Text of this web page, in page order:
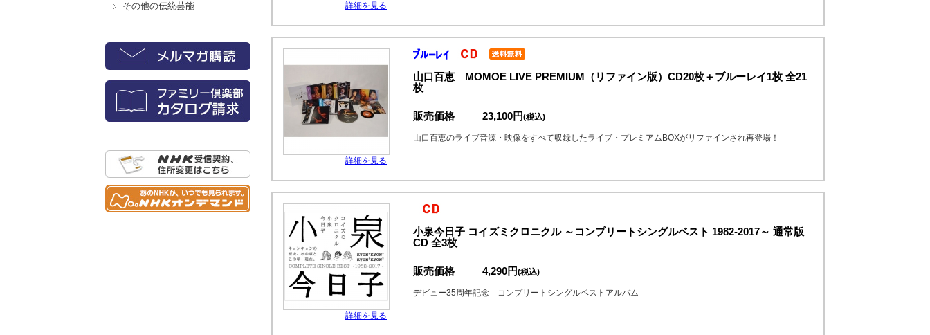
その他の伝統芸能 詳細を見る
詳細を見る
山口百恵 MOMOE LIVE PREMIUM（リファイン版）CD20枚＋ブルーレイ1枚 全21
枚
販売価格 23,100円(税込)
山口百恵のライブ音源・映像をすべて収録したライブ・プレミアムBOXがリファインされ再登場！
詳細を見る
小泉今日子 コイズミクロニクル ～コンプリートシングルベスト 1982-2017～ 通常版
CD 全3枚
販売価格 4,290円(税込)
デビュー35周年記念 コンプリートシングルベストアルバム